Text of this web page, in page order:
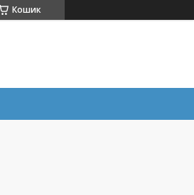
Кошик